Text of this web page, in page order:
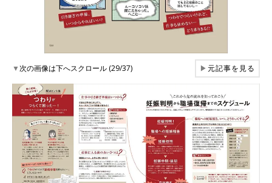
▼次の画像は下へスクロール (29/37) ▶元記事を見る